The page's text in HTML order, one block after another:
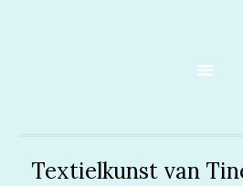
Textielkunst van